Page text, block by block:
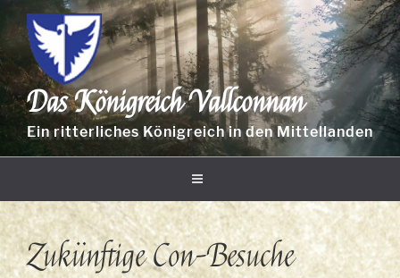
Zum
Inhalt
springen
Das Königreich Vallconnan
Ein ritterliches Königreich in den Mittellanden
Zukünftige Con-Besuche